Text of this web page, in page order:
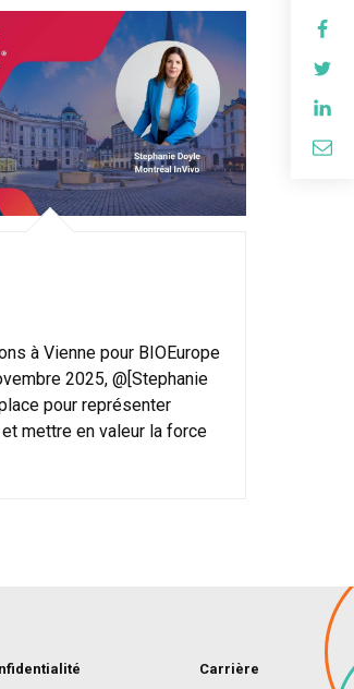
à Vienne pour BIOEurope
2025, @[Stephanie
pour représenter
mettre en valeur la force
Carrière